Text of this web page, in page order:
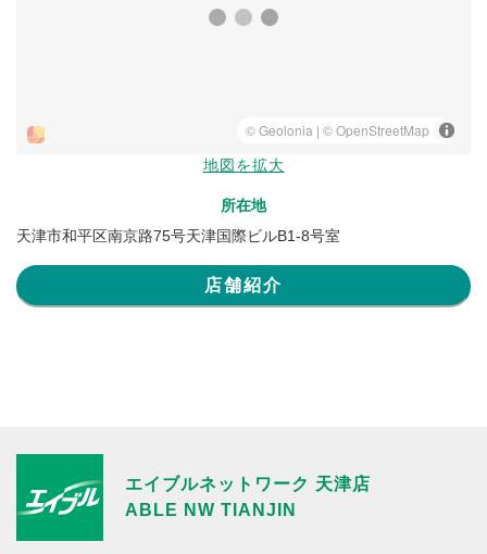
地図を拡大
所在地
天津市和平区南京路75号天津国際ビルB1-8号室
店舗紹介
エイブルネットワーク 天津店
ABLE NW TIANJIN